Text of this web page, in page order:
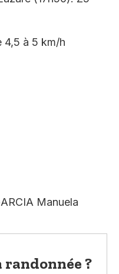
à 5 km/h
Manuela
randonnée ?